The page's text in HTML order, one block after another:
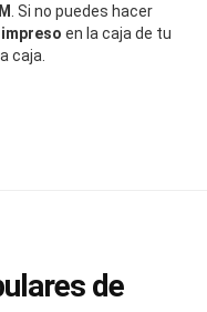
. Si no puedes hacer
impreso en la caja de tu
caja.
de